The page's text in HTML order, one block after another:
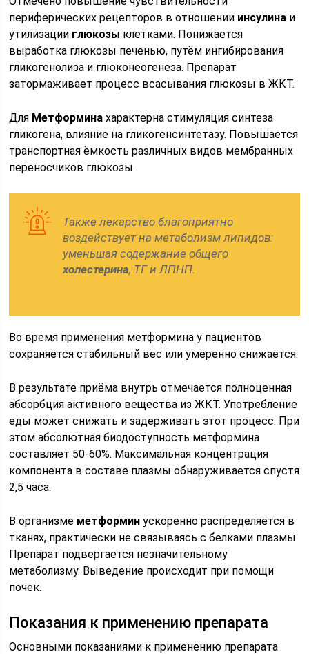
периферических рецепторов в отношении инсулина и
утилизации глюкозы клетками. Понижается
выработка глюкозы печенью, путём ингибирования
гликогенолиза и глюконеогенеза. Препарат
затормаживает процесс всасывания глюкозы в ЖКТ.
Для Метформина характерна стимуляция синтеза
гликогена, влияние на гликогенсинтетазу. Повышается
транспортная ёмкость различных видов мембранных
переносчиков глюкозы.
Также лекарство благоприятно
воздействует на метаболизм липидов:
уменьшая содержание общего
холестерина, ТГ и ЛПНП.
Во время применения метформина у пациентов
сохраняется стабильный вес или умеренно снижается.
В результате приёма внутрь отмечается полноценная
абсорбция активного вещества из ЖКТ. Употребление
еды может снижать и задерживать этот процесс. При
этом абсолютная биодоступность метформина
составляет 50-60%. Максимальная концентрация
компонента в составе плазмы обнаруживается спустя
2,5 часа.
В организме метформин ускоренно распределяется в
тканях, практически не связываясь с белками плазмы.
Препарат подвергается незначительному
метаболизму. Выведение происходит при помощи
почек.
Показания к применению препарата
Основными показаниями к применению препарата